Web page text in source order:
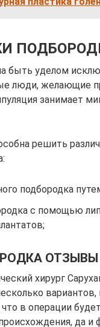
быть уделом
люди, желающие
занимает
решить
подбородка
с помощью
ОТЗЫВЫ
хирург
в операции
да и